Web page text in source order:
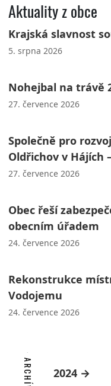
Aktuality z obce
Krajská slavnost
5. srpna 2026
Nohejbal na trávě
27. července 2026
Společně pro
Oldřichov v Hájích
27. července 2026
Obec řeší
obecním úřadem
24. července 2026
Rekonstrukce
Vodojemu
24. července 2026
2024